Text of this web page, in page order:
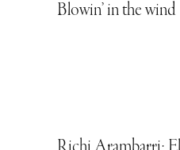
Blowin’ in the wind